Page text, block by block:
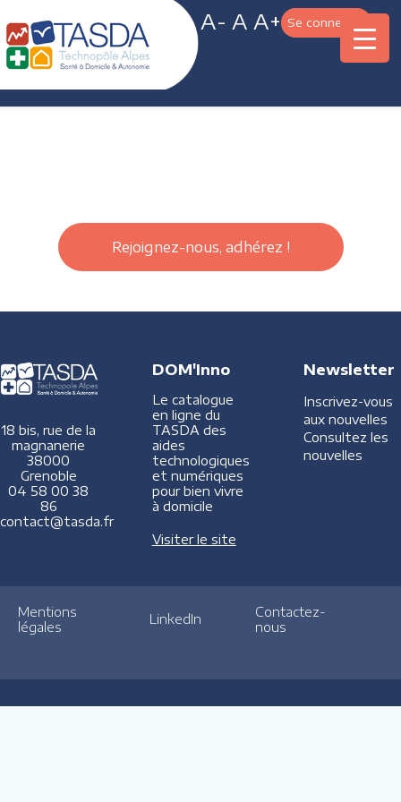
A- A A+ Se connecter
Rejoignez-nous, adhérez !
18 bis, rue de la
magnanerie
38000
Grenoble
04 58 00 38
86
contact@tasda.fr
DOM'Inno
Le catalogue
en ligne du
TASDA des
aides
technologiques
et numériques
pour bien vivre
à domicile
Visiter le site
Newsletter
Inscrivez-vous
aux nouvelles
Consultez les
nouvelles
Mentions
légales
LinkedIn
Contactez-
nous